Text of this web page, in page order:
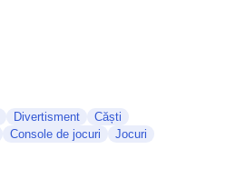
Divertisment
Căști
Console de jocuri Jocuri